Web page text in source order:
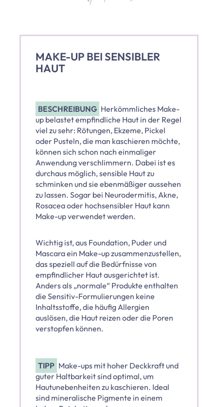
MAKE-UP BEI SENSIBLER
HAUT
BESCHREIBUNG Herkömmliches Make-
up belastet empfindliche Haut in der Regel
viel zu sehr: Rötungen, Ekzeme, Pickel
oder Pusteln, die man kaschieren möchte,
können sich schon nach einmaliger
Anwendung verschlimmern. Dabei ist es
durchaus möglich, sensible Haut zu
schminken und sie ebenmäßiger aussehen
zu lassen. Sogar bei Neurodermitis, Akne,
Rosacea oder hochsensibler Haut kann
Make-up verwendet werden.
Wichtig ist, aus Foundation, Puder und
Mascara ein Make-up zusammenzustellen,
das speziell auf die Bedürfnisse von
empfindlicher Haut ausgerichtet ist.
Anders als „normale“ Produkte enthalten
die Sensitiv-Formulierungen keine
Inhaltsstoffe, die häufig Allergien
auslösen, die Haut reizen oder die Poren
verstopfen können.
TIPP Make-ups mit hoher Deckkraft und
guter Haltbarkeit sind optimal, um
Hautunebenheiten zu kaschieren. Ideal
sind mineralische Pigmente in einem